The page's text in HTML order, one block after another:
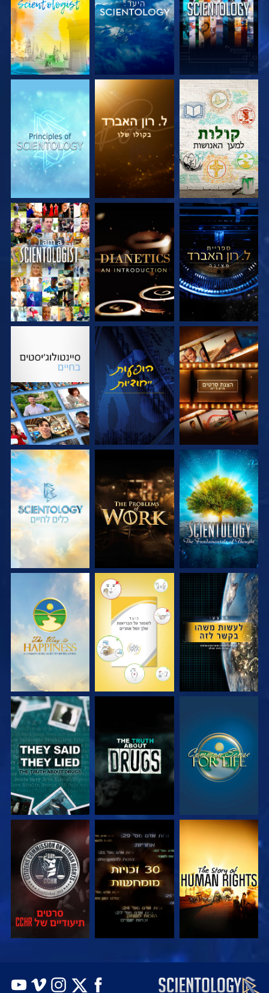
בדוק את הסדרה בדוק את הסדרה בדוק את הסדרה
בדוק את הסדרה בדוק את הסדרה צפה
בדוק את הסדרה צפה בדוק את הסדרה
בדוק את הסדרה בדוק את הסדרה בדוק את הסדרה
צפה צפה
צפה צפה צפה
צפה צפה צפה
צפה בדוק את הסדרה